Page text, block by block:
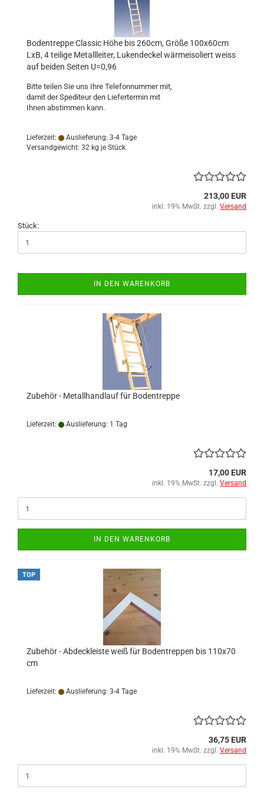
Bodentreppe Classic Höhe bis 260cm, Größe 100x60cm
LxB, 4 teilige Metallleiter, Lukendeckel wärmeisoliert weiss
auf beiden Seiten U=0,96
Bitte teilen Sie uns Ihre Telefonnummer mit,
damit der Spediteur den Liefertermin mit
Ihnen abstimmen kann.
Lieferzeit:
Auslieferung: 3-4 Tage
Versandgewicht: 32 kg je Stück
213,00 EUR
inkl. 19% MwSt. zzgl. Versand
Stück:
IN DEN WARENKORB
Zubehör - Metallhandlauf für Bodentreppe
Lieferzeit: Auslieferung: 1 Tag
17,00 EUR
inkl. 19% MwSt. zzgl. Versand
IN DEN WARENKORB
TOP
Zubehör - Abdeckleiste weiß für Bodentreppen bis 110x70
cm
Lieferzeit: Auslieferung: 3-4 Tage
36,75 EUR
inkl. 19% MwSt. zzgl. Versand